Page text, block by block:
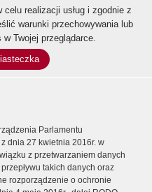
realizacji usług i zgodnie z
warunki przechowywania lub
Twojej przeglądarce.
Parlamentu
dnia 27 kwietnia 2016r. w
z przetwarzaniem danych
takich danych oraz
rozporządzenie o ochronie